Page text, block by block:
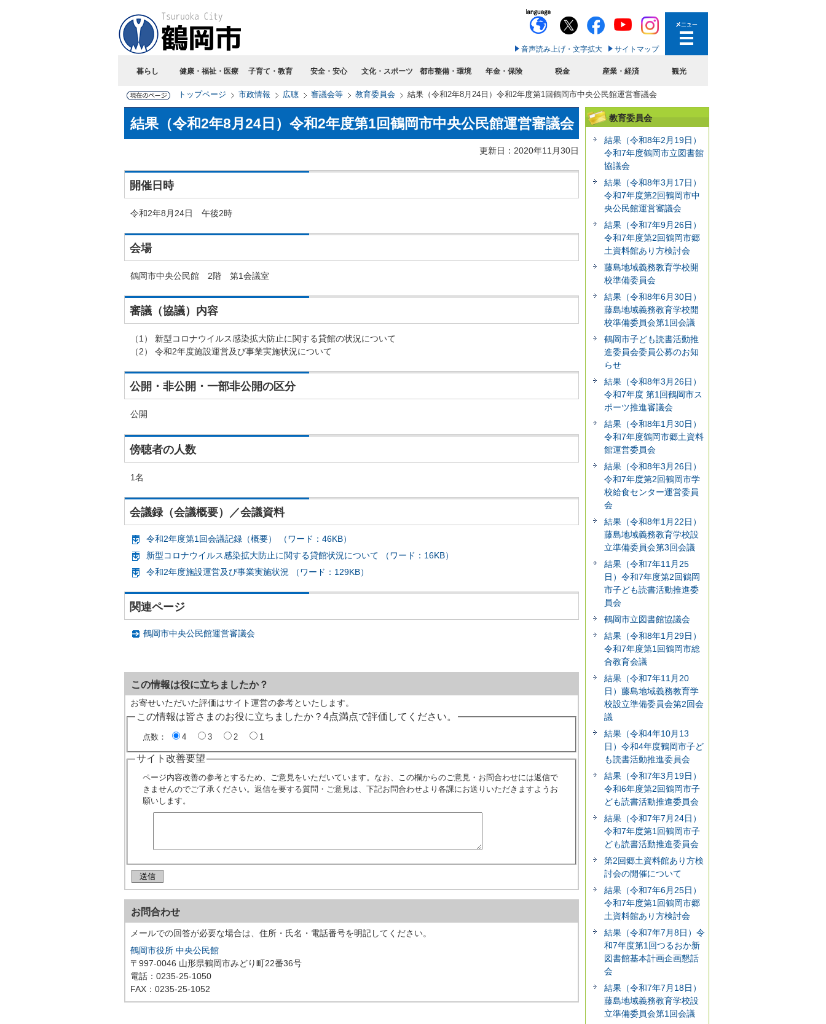
音声読み上げ・文字拡大 サイトマップ
暮らし 健康・福祉・医療 子育て・教育 安全・安心 文化・スポーツ 都市整備・環境 年金・保険 税金 産業・経済 観光
トップページ 市政情報 広聴 審議会等 教育委員会 結果（令和2年8月24日）令和2年度第1回鶴岡市中央公民館運営審議会
結果（令和2年8月24日）令和2年度第1回鶴岡市中央公民館運営審議会
更新日：2020年11月30日
開催日時
令和2年8月24日 午後2時
会場
鶴岡市中央公民館 2階 第1会議室
審議（協議）内容
（1） 新型コロナウイルス感染拡大防止に関する貸館の状況について
（2） 令和2年度施設運営及び事業実施状況について
公開・非公開・一部非公開の区分
公開
傍聴者の人数
1名
会議録（会議概要）／会議資料
令和2年度第1回会議記録（概要） （ワード：46KB）
新型コロナウイルス感染拡大防止に関する貸館状況について （ワード：16KB）
令和2年度施設運営及び事業実施状況 （ワード：129KB）
関連ページ
鶴岡市中央公民館運営審議会
この情報は役に立ちましたか？
お寄せいただいた評価はサイト運営の参考といたします。
この情報は皆さまのお役に立ちましたか？4点満点で評価してください。
点数： 4 3 2 1
サイト改善要望
ページ内容改善の参考とするため、ご意見をいただいています。なお、この欄からのご意見・お問合わせには返信で
きませんのでご了承ください。返信を要する質問・ご意見は、下記お問合わせより各課にお送りいただきますようお
願いします。
お問合わせ
メールでの回答が必要な場合は、住所・氏名・電話番号を明記してください。
鶴岡市役所 中央公民館
〒997-0046 山形県鶴岡市みどり町22番36号
電話：0235-25-1050
FAX：0235-25-1052
教育委員会
結果（令和8年2月19日）
令和7年度鶴岡市立図書館
協議会
結果（令和8年3月17日）
令和7年度第2回鶴岡市中
央公民館運営審議会
結果（令和7年9月26日）
令和7年度第2回鶴岡市郷
土資料館あり方検討会
藤島地域義務教育学校開
校準備委員会
結果（令和8年6月30日）
藤島地域義務教育学校開
校準備委員会第1回会議
鶴岡市子ども読書活動推
進委員会委員公募のお知
らせ
結果（令和8年3月26日）
令和7年度 第1回鶴岡市ス
ポーツ推進審議会
結果（令和8年1月30日）
令和7年度鶴岡市郷土資料
館運営委員会
結果（令和8年3月26日）
令和7年度第2回鶴岡市学
校給食センター運営委員
会
結果（令和8年1月22日）
藤島地域義務教育学校設
立準備委員会第3回会議
結果（令和7年11月25
日）令和7年度第2回鶴岡
市子ども読書活動推進委
員会
鶴岡市立図書館協議会
結果（令和8年1月29日）
令和7年度第1回鶴岡市総
合教育会議
結果（令和7年11月20
日）藤島地域義務教育学
校設立準備委員会第2回会
議
結果（令和4年10月13
日）令和4年度鶴岡市子ど
も読書活動推進委員会
結果（令和7年3月19日）
令和6年度第2回鶴岡市子
ども読書活動推進委員会
結果（令和7年7月24日）
令和7年度第1回鶴岡市子
ども読書活動推進委員会
第2回郷土資料館あり方検
討会の開催について
結果（令和7年6月25日）
令和7年度第1回鶴岡市郷
土資料館あり方検討会
結果（令和7年7月8日）令
和7年度第1回つるおか新
図書館基本計画企画懇話
会
結果（令和7年7月18日）
藤島地域義務教育学校設
立準備委員会第1回会議